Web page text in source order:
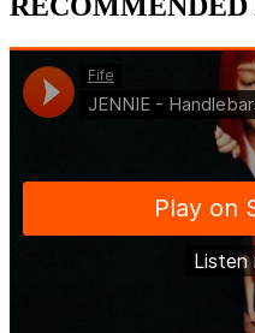
RECOMMENDED